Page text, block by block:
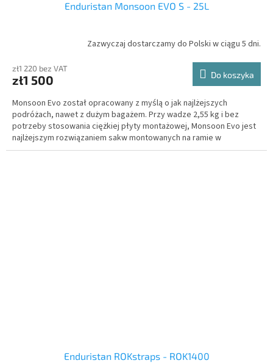
T
I
S
Enduristan Monsoon EVO S - 25L
Zazwyczaj dostarczamy do Polski w ciągu 5 dni.
zł1 220 bez VAT
zł1 500 Do koszyka
Monsoon Evo został opracowany z myślą o jak najlżejszych
podróżach, nawet z dużym bagażem. Przy wadze 2,55 kg i bez
potrzeby stosowania ciężkiej płyty montażowej, Monsoon Evo jest
najlżejszym rozwiązaniem sakw montowanych na ramie w
segmencie wysokiej jakości.
Enduristan ROKstraps - ROK1400